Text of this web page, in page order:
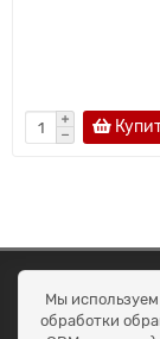
ОКЕАН ТРЕЙД
Договір
Доставка та
Мы
обработки